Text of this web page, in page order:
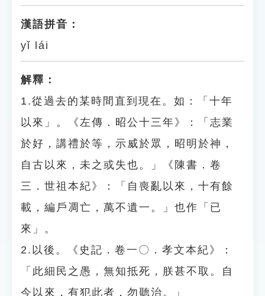
漢語拼音：
yǐ lái
解釋：
1.從過去的某時間直到現在。如：「十年
以來」。《左傳．昭公十三年》：「志業
於好，講禮於等，示威於眾，昭明於神，
自古以來，未之或失也。」《陳書．卷
三．世祖本紀》：「自喪亂以來，十有餘
載，編戶凋亡，萬不遺一。」也作「已
來」。
2.以後。《史記．卷一〇．孝文本紀》：
「此細民之愚，無知抵死，朕甚不取。自
今以來，有犯此者，勿聽治。」